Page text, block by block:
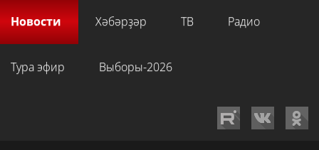
Новости Хәбәрҙәр ТВ Радио
Тура эфир Выборы-2026